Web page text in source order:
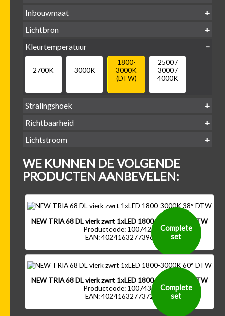
IP65 water-
Inbouwmaat
Ø
Lichtbron
GU10
Kleurtemperatuur
2700K 3000K
1800-
3000K
(DTW)
2500 /
3000 /
4000K
Stralingshoek
Richtbaarheid
Lichtstroom
500 lm
-
600 lm
-
700 lm
-
800 lm
WE KUNNEN DE VOLGENDE
PRODUCTEN AANBEVELEN:
NEW TRIA 68 DL vierk zwrt 1xLED 1800-3000K 38° DTW
Productcode: 1007428
EAN: 4024163277396
Complete
set
NEW TRIA 68 DL vierk zwrt 1xLED 1800-3000K 60° DTW
Productcode: 1007430
EAN: 4024163277372
Complete
set